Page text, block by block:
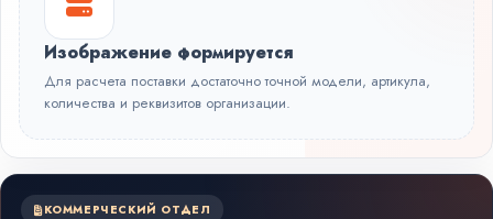
Изображение формируется
Для расчета поставки достаточно точной модели, артикула,
количества и реквизитов организации.
КОММЕРЧЕСКИЙ ОТДЕЛ